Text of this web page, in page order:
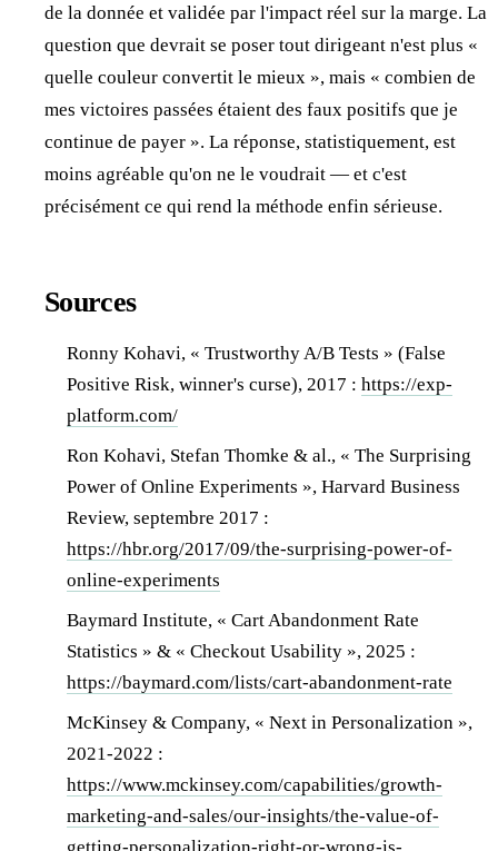
de la donnée et validée par l'impact réel sur la marge. La
question que devrait se poser tout dirigeant n'est plus «
quelle couleur convertit le mieux », mais « combien de
mes victoires passées étaient des faux positifs que je
continue de payer ». La réponse, statistiquement, est
moins agréable qu'on ne le voudrait — et c'est
précisément ce qui rend la méthode enfin sérieuse.
Sources
Ronny Kohavi, « Trustworthy A/B Tests » (False
Positive Risk, winner's curse), 2017 : https://exp-
platform.com/
Ron Kohavi, Stefan Thomke & al., « The Surprising
Power of Online Experiments », Harvard Business
Review, septembre 2017 :
https://hbr.org/2017/09/the-surprising-power-of-
online-experiments
Baymard Institute, « Cart Abandonment Rate
Statistics » & « Checkout Usability », 2025 :
https://baymard.com/lists/cart-abandonment-rate
McKinsey & Company, « Next in Personalization »,
2021-2022 :
https://www.mckinsey.com/capabilities/growth-
marketing-and-sales/our-insights/the-value-of-